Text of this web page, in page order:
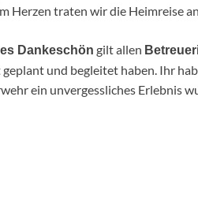
Herzen traten wir die Heimreise
Dankeschön gilt allen
geplant und begleitet haben. Ihr
ein unvergessliches Erlebnis